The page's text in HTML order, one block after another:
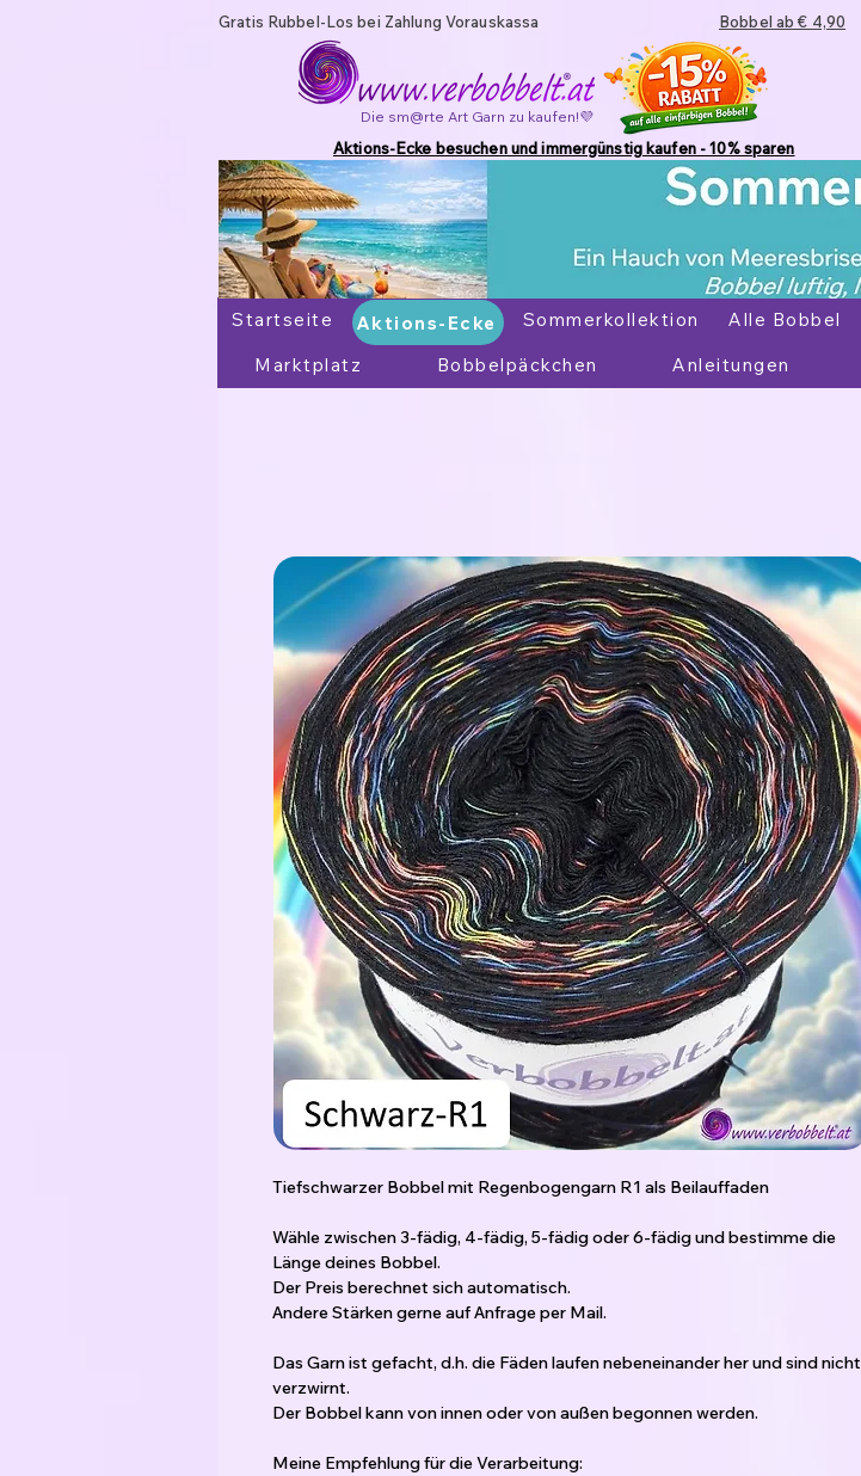
Gratis Rubbel-Los bei Zahlung Vorauskassa Bobbel ab € 4,90
Die sm@rte Art Garn zu kaufen!💜
Aktions-Ecke besuchen und immergünstig kaufen - 10% sparen
Startseite Aktions-Ecke Sommerkollektion Alle Bobbel
Marktplatz
Bobbelpäckchen Anleitungen
Aktions-Ecke
Tiefschwarzer Bobbel mit Regenbogengarn R1 als Beilauffaden
Wähle zwischen 3-fädig, 4-fädig, 5-fädig oder 6-fädig und bestimme die
Länge deines Bobbel.
Der Preis berechnet sich automatisch.
Andere Stärken gerne auf Anfrage per Mail.
Das Garn ist gefacht, d.h. die Fäden laufen nebeneinander her und sind nicht
verzwirnt.
Der Bobbel kann von innen oder von außen begonnen werden.
Meine Empfehlung für die Verarbeitung: